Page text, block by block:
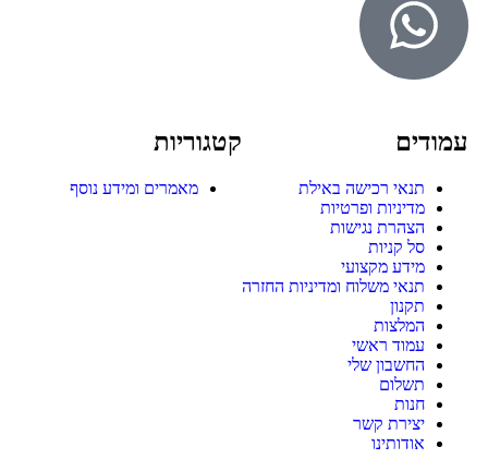
עמודים
תנאי רכישה באילת
מדיניות ופרטיות
הצהרת נגישות
סל קניות
מידע מקצועי
תנאי משלוח ומדיניות החזרה
תקנון
המלצות
עמוד ראשי
החשבון שלי
תשלום
חנות
יצירת קשר
אודותינו
קטגוריות
מאמרים ומידע נוסף